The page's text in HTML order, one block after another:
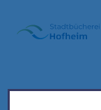
Startseite"